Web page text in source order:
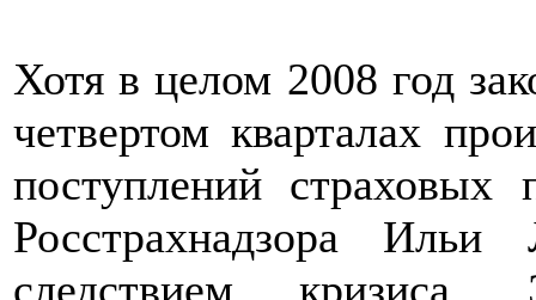
Хотя в целом 2008 год
четвертом кварталах
поступлений
Росстрахнадзора Ильи
следствием